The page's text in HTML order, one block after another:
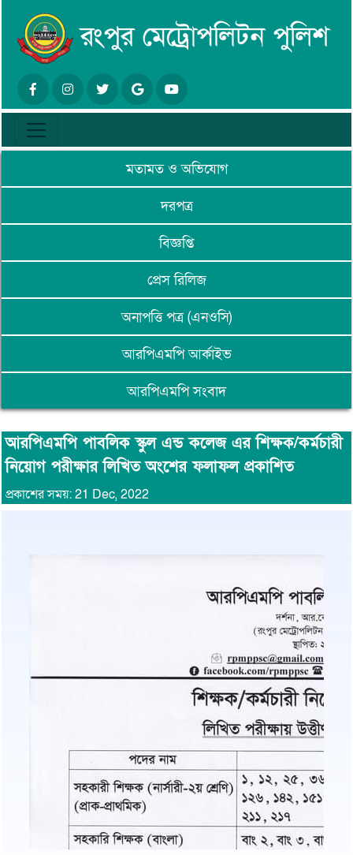
মতামত ও অভিযোগ
দরপত্র
বিজ্ঞপ্তি
প্রেস রিলিজ
অনাপত্তি পত্র (এনওসি)
আরপিএমপি আর্কাইভ
আরপিএমপি সংবাদ
আরপিএমপি পাবলিক স্কুল এন্ড কলেজ এর শিক্ষক/কর্মচারী
নিয়োগ পরীক্ষার লিখিত অংশের ফলাফল প্রকাশিত
প্রকাশের সময়: 21 Dec, 2022